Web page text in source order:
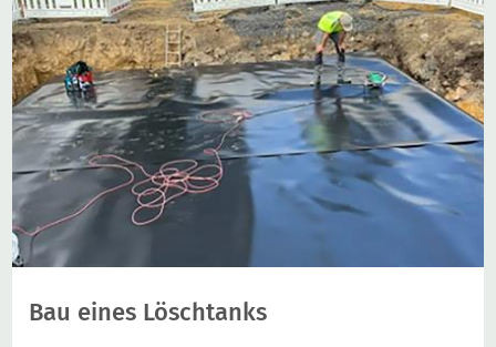
Bau eines Löschtanks